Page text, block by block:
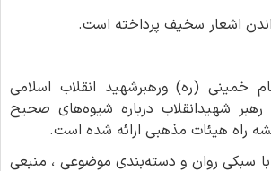
اشعار سخیف پرداخته است.
خمینی (ره) ورهبرشهید انقلاب اسلامی
شهیدانقلاب درباره شیوه‌های صحیح
راه هیئات مذهبی ارائه شده است.
سبکی روان و دسته‌بندی موضوعی ، منبعی